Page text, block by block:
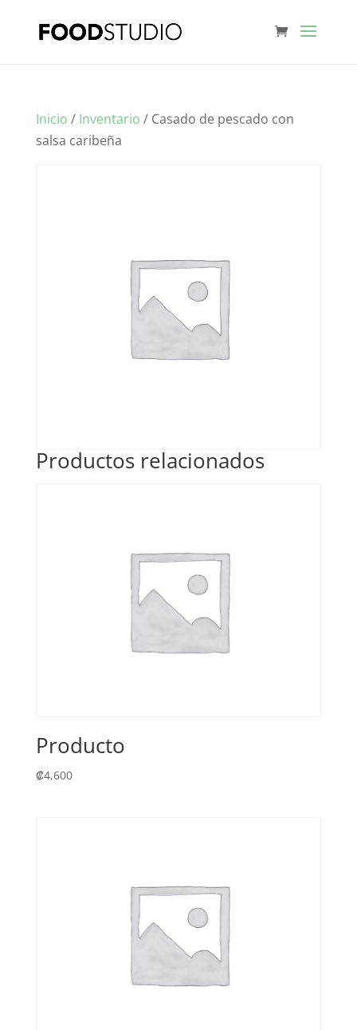
Inicio / Inventario / Casado de pescado con
salsa caribeña
Productos relacionados
Producto
₡4,600